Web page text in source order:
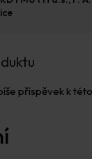
příspěvek k